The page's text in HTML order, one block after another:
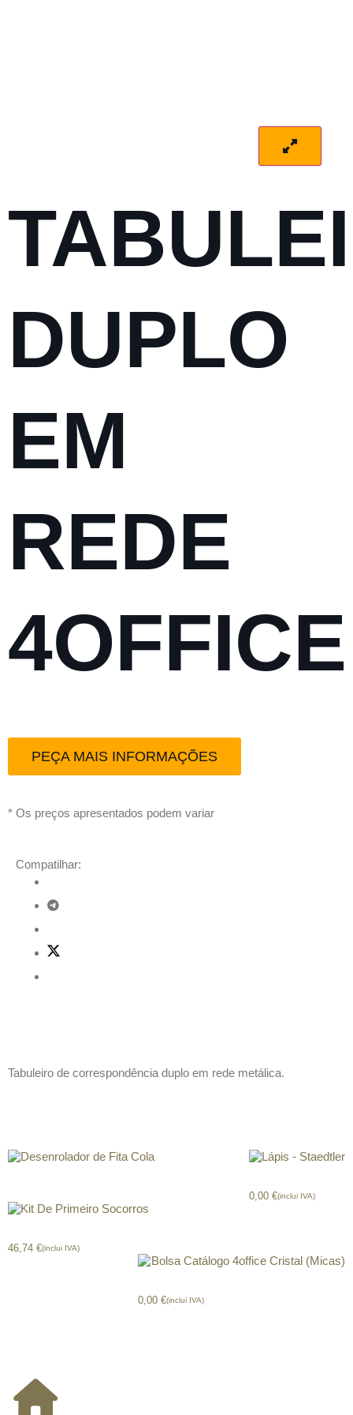
DUPLO
EM
REDE
4OFFICE
PEÇA MAIS INFORMAÇÕES
* Os preços apresentados podem variar
Compatilhar:
Tabuleiro de correspondência duplo em rede metálica.
0,00 €(inclui IVA)
46,74 €(inclui IVA)
0,00 €(inclui IVA)